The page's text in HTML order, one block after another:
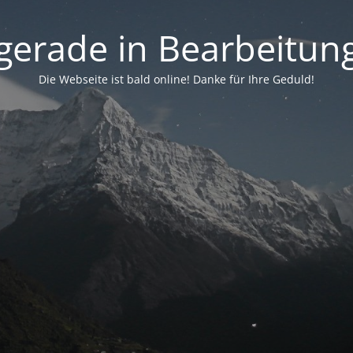
in
Die Webseite ist bald online! Danke für Ihre Geduld!